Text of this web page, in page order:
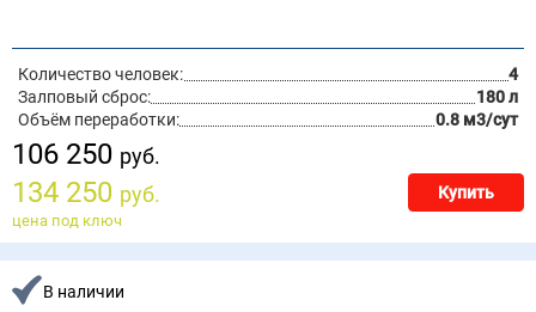
Количество человек:
4
Залповый сброс:
180 л
Объём переработки:
0.8 м3/сут
106 250 руб.
134 250 руб. Купить
цена под ключ
В наличии